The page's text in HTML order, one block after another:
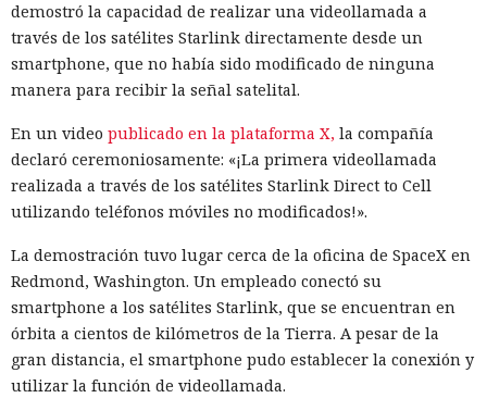
demostró la capacidad de realizar una videollamada a
través de los satélites Starlink directamente desde un
smartphone, que no había sido modificado de ninguna
manera para recibir la señal satelital.
En un video publicado en la plataforma X, la compañía
declaró ceremoniosamente: «¡La primera videollamada
realizada a través de los satélites Starlink Direct to Cell
utilizando teléfonos móviles no modificados!».
La demostración tuvo lugar cerca de la oficina de SpaceX en
Redmond, Washington. Un empleado conectó su
smartphone a los satélites Starlink, que se encuentran en
órbita a cientos de kilómetros de la Tierra. A pesar de la
gran distancia, el smartphone pudo establecer la conexión y
utilizar la función de videollamada.